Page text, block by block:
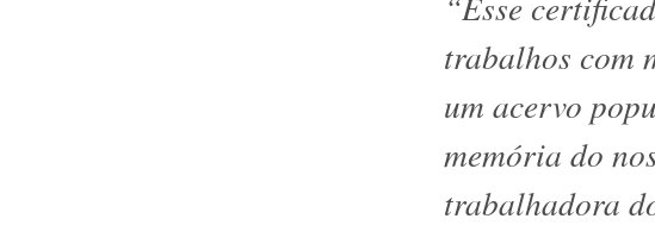
trabalhos com
um acervo
memória do
trabalhadora